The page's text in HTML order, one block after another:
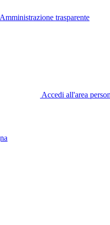
Amministrazione trasparente
Accedi all'area